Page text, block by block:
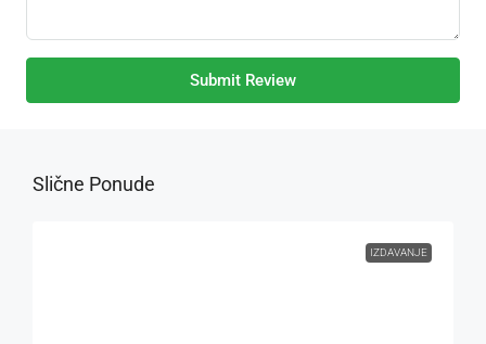
Submit Review
Slične Ponude
IZDAVANJE